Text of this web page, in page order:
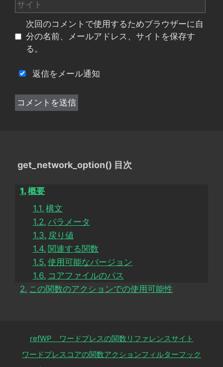
ル
イ
次回のコメントで使用するためブラウザーに自
分の名前、メールアドレス、サイトを保存す
る。
返信をメール通知
get_network_option() 目次
概要
構文
パラメータ
戻り値
関連する関数
使用可能なバージョン
コアファイルのパス
この関数のアクションでの使用可能性
refWP ワードプレスの関数リファレンスサイト
ワードプレスコアの関数アクションフィルターフック